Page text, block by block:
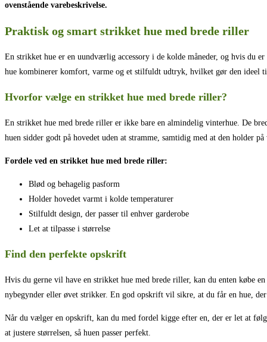
ovenstående varebeskrivelse.
Praktisk og smart strikket hue med brede riller
En strikket hue er en uundværlig accessory i de kolde måneder, og hvis du
hue kombinerer komfort, varme og et stilfuldt udtryk, hvilket gør den ideel
Hvorfor vælge en strikket hue med brede riller?
En strikket hue med brede riller er ikke bare en almindelig vinterhue. De
huen sidder godt på hovedet uden at stramme, samtidig med at den holder på
Fordele ved en strikket hue med brede riller:
Blød og behagelig pasform
Holder hovedet varmt i kolde temperaturer
Stilfuldt design, der passer til enhver garderobe
Let at tilpasse i størrelse
Find den perfekte opskrift
Hvis du gerne vil have en strikket hue med brede riller, kan du enten købe
nybegynder eller øvet strikker. En god opskrift vil sikre, at du får en hue,
Når du vælger en opskrift, kan du med fordel kigge efter en, der er let at
at justere størrelsen, så huen passer perfekt.